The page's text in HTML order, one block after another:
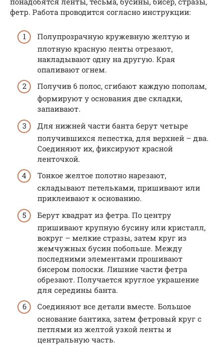
фетр. Работа проводится согласно инструкции:
Полупрозрачную кружевную желтую и
плотную красную ленты отрезают,
накладывают одну на другую. Края
опаливают огнем.
Получив 6 полос, сгибают каждую пополам,
формируют у основания две складки,
запаивают.
Для нижней части банта берут четыре
получившихся лепестка, для верхней – два.
Соединяют их, фиксируют красной
ленточкой.
Тонкое желтое полотно нарезают,
складывают петельками, пришивают или
приклеивают к основанию.
Берут квадрат из фетра. По центру
пришивают крупную бусину или кристалл,
вокруг – мелкие стразы, затем круг из
жемчужных бусин побольше. Между
последними элементами прошивают
бисером полоски. Лишние части фетра
обрезают. Получается круглое украшение
для середины банта.
Соединяют все детали вместе. Большое
основание бантика, затем фетровый круг с
петлями из желтой узкой ленты и
центральную часть.